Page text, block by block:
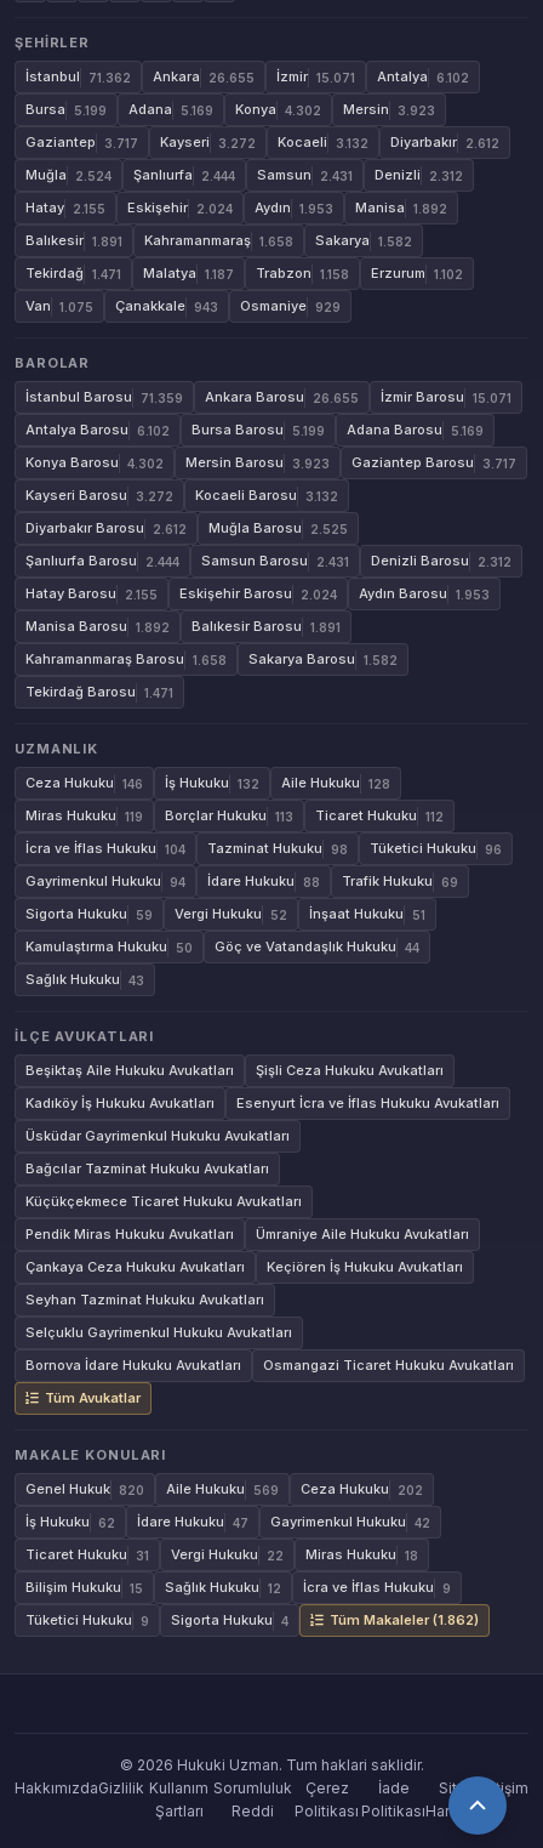
ŞEHIRLER
İstanbul
71.362 Ankara 26.655 İzmir 15.071 Antalya 6.102
Bursa 5.199 Adana 5.169 Konya 4.302 Mersin 3.923
Gaziantep 3.717 Kayseri 3.272 Kocaeli 3.132 Diyarbakır 2.612
Muğla 2.524 Şanlıurfa 2.444 Samsun 2.431 Denizli 2.312
Hatay 2.155 Eskişehir 2.024 Aydın 1.953 Manisa 1.892
Balıkesir 1.891 Kahramanmaraş 1.658 Sakarya 1.582
Tekirdağ 1.471 Malatya 1.187 Trabzon 1.158 Erzurum 1.102
Van 1.075 Çanakkale 943 Osmaniye 929
BAROLAR
İstanbul Barosu
71.359 Ankara Barosu 26.655 İzmir Barosu 15.071
Antalya Barosu 6.102 Bursa Barosu 5.199 Adana Barosu 5.169
Konya Barosu 4.302 Mersin Barosu 3.923 Gaziantep Barosu 3.717
Kayseri Barosu 3.272 Kocaeli Barosu 3.132
Diyarbakır Barosu 2.612 Muğla Barosu 2.525
Şanlıurfa Barosu 2.444 Samsun Barosu 2.431 Denizli Barosu 2.312
Hatay Barosu 2.155 Eskişehir Barosu 2.024 Aydın Barosu 1.953
Manisa Barosu 1.892 Balıkesir Barosu 1.891
Kahramanmaraş Barosu 1.658 Sakarya Barosu 1.582
Tekirdağ Barosu 1.471
UZMANLIK
Ceza Hukuku
146 İş Hukuku 132 Aile Hukuku 128
Miras Hukuku 119 Borçlar Hukuku 113 Ticaret Hukuku 112
İcra ve İflas Hukuku 104 Tazminat Hukuku 98 Tüketici Hukuku 96
Gayrimenkul Hukuku 94 İdare Hukuku 88 Trafik Hukuku 69
Sigorta Hukuku 59 Vergi Hukuku 52 İnşaat Hukuku 51
Kamulaştırma Hukuku 50 Göç ve Vatandaşlık Hukuku 44
Sağlık Hukuku 43
İLÇE AVUKATLARI
Beşiktaş Aile Hukuku Avukatları
Şişli Ceza Hukuku Avukatları
Kadıköy İş Hukuku Avukatları
Esenyurt İcra ve İflas Hukuku Avukatları
Üsküdar Gayrimenkul Hukuku Avukatları
Bağcılar Tazminat Hukuku Avukatları
Küçükçekmece Ticaret Hukuku Avukatları
Pendik Miras Hukuku Avukatları
Ümraniye Aile Hukuku Avukatları
Çankaya Ceza Hukuku Avukatları
Keçiören İş Hukuku Avukatları
Seyhan Tazminat Hukuku Avukatları
Selçuklu Gayrimenkul Hukuku Avukatları
Bornova İdare Hukuku Avukatları
Osmangazi Ticaret Hukuku Avukatları
Tüm Avukatlar
MAKALE KONULARI
Genel Hukuk
820 Aile Hukuku 569 Ceza Hukuku 202
İş Hukuku 62 İdare Hukuku 47 Gayrimenkul Hukuku 42
Ticaret Hukuku 31 Vergi Hukuku 22 Miras Hukuku 18
Bilişim Hukuku 15 Sağlık Hukuku 12 İcra ve İflas Hukuku 9
Tüketici Hukuku 9 Sigorta Hukuku 4 Tüm Makaleler (1.862)
© 2026 Hukuki Uzman. Tum haklari saklidir.
HakkımızdaGizlilik Kullanım
Şartları
Sorumluluk
Reddi
Çerez
Politikası
İade
Politikası
Site
Haritası
İletişim